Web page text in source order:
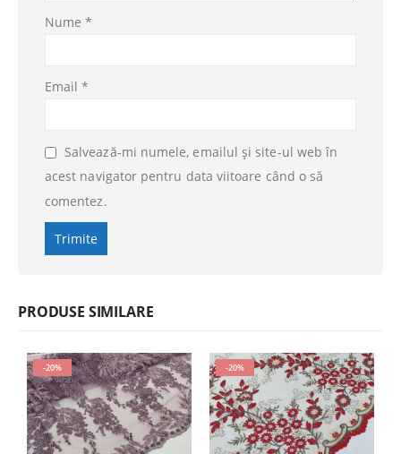
Nume*
Email*
Salvează-mi numele, emailul și site-ul web în
acest navigator pentru data viitoare când o să
comentez.
PRODUSE SIMILARE
-20% -20%